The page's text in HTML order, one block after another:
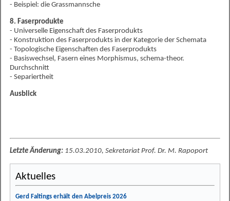
- Beispiel: die Grassmannsche
8. Faserprodukte
- Universelle Eigenschaft des Faserprodukts
- Konstruktion des Faserprodukts in der Kategorie der Schemata
- Topologische Eigenschaften des Faserprodukts
- Basiswechsel, Fasern eines Morphismus, schema-theor.
Durchschnitt
- Separiertheit
Ausblick
Letzte Änderung: 15.03.2010, Sekretariat Prof. Dr. M. Rapoport
Aktuelles
Gerd Faltings erhält den Abelpreis 2026